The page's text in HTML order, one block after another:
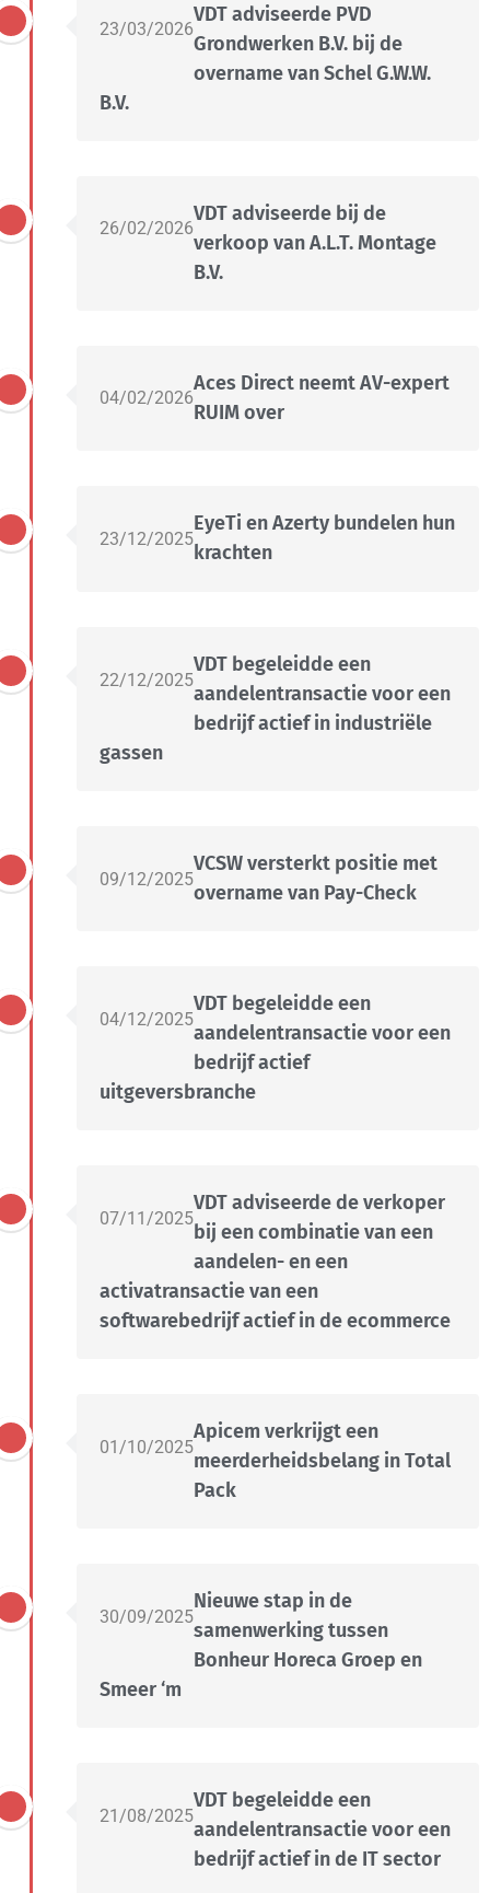
23/03/2026
VDT adviseerde PVD
Grondwerken B.V. bij de
overname van Schel G.W.W.
B.V.
26/02/2026
VDT adviseerde bij de
verkoop van A.L.T. Montage
B.V.
04/02/2026
Aces Direct neemt AV-expert
RUIM over
23/12/2025
EyeTi en Azerty bundelen hun
krachten
22/12/2025
VDT begeleidde een
aandelentransactie voor een
bedrijf actief in industriële
gassen
09/12/2025
VCSW versterkt positie met
overname van Pay-Check
04/12/2025
VDT begeleidde een
aandelentransactie voor een
bedrijf actief
uitgeversbranche
07/11/2025
VDT adviseerde de verkoper
bij een combinatie van een
aandelen- en een
activatransactie van een
softwarebedrijf actief in de ecommerce
01/10/2025
Apicem verkrijgt een
meerderheidsbelang in Total
Pack
30/09/2025
Nieuwe stap in de
samenwerking tussen
Bonheur Horeca Groep en
Smeer ‘m
21/08/2025
VDT begeleidde een
aandelentransactie voor een
bedrijf actief in de IT sector